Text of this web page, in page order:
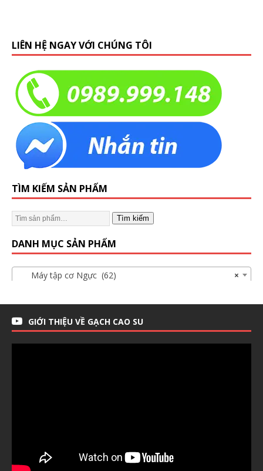
LIÊN HỆ NGAY VỚI CHÚNG TÔI
TÌM KIẾM SẢN PHẨM
Tìm kiếm
DANH MỤC SẢN PHẨM
×
Máy tập cơ Ngực (62)
GIỚI THIỆU VỀ GẠCH CAO SU